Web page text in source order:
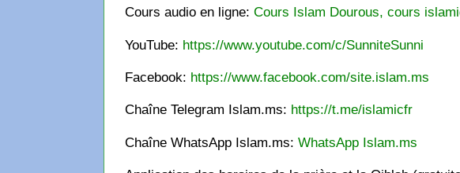
Cours audio en ligne:Cours Islam Dourous, cours
YouTube: https://www.youtube.com/c/SunniteSunni
Facebook: https://www.facebook.com/site.islam.ms
Chaîne Telegram Islam.ms: https://t.me/islamicfr
Chaîne WhatsApp Islam.ms:WhatsApp Islam.ms